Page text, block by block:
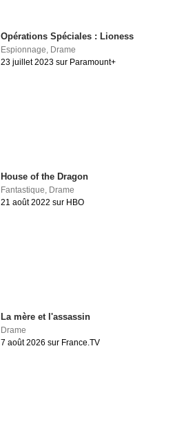
Opérations Spéciales : Lioness
Espionnage Drame
23 juillet 2023 sur Paramount+
House of the Dragon
Fantastique, Drame
21 août 2022 sur HBO
La mère et l'assassin
Drame
7 août 2026 sur France.TV